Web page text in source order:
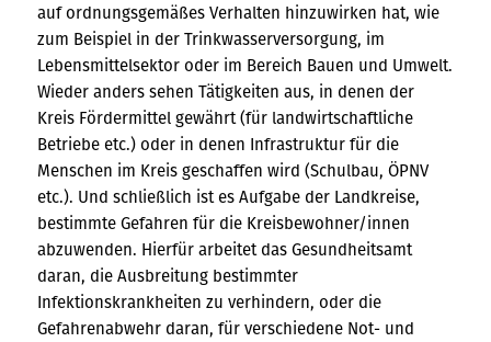
auf ordnungsgemäßes Verhalten hinzuwirken hat, wie
zum Beispiel in der Trinkwasserversorgung, im
Lebensmittelsektor oder im Bereich Bauen und Umwelt.
Wieder anders sehen Tätigkeiten aus, in denen der
Kreis Fördermittel gewährt (für landwirtschaftliche
Betriebe etc.) oder in denen Infrastruktur für die
Menschen im Kreis geschaffen wird (Schulbau, ÖPNV
etc.). Und schließlich ist es Aufgabe der Landkreise,
bestimmte Gefahren für die Kreisbewohner/innen
abzuwenden. Hierfür arbeitet das Gesundheitsamt
daran, die Ausbreitung bestimmter
Infektionskrankheiten zu verhindern, oder die
Gefahrenabwehr daran, für verschiedene Not- und